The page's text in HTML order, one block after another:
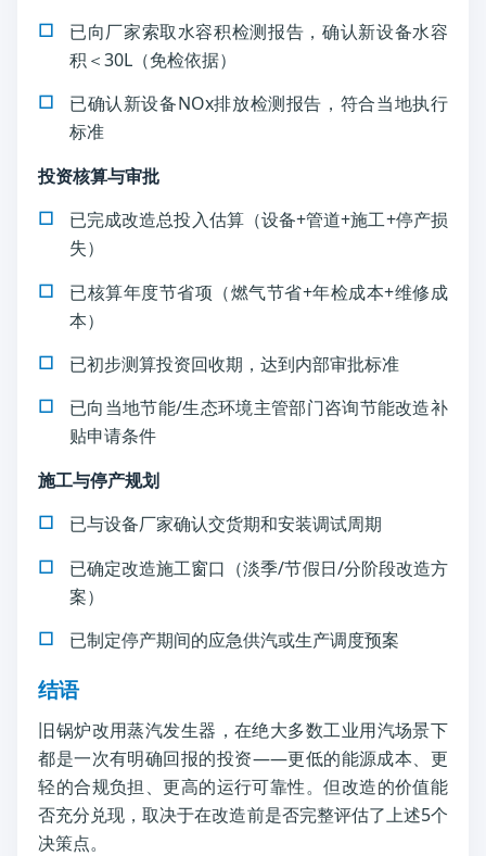
已向厂家索取水容积检测报告，确认新设备水容
积＜30L（免检依据）
已确认新设备NOx排放检测报告，符合当地执行
标准
投资核算与审批
已完成改造总投入估算（设备+管道+施工+停产损
失）
已核算年度节省项（燃气节省+年检成本+维修成
本）
已初步测算投资回收期，达到内部审批标准
已向当地节能/生态环境主管部门咨询节能改造补
贴申请条件
施工与停产规划
已与设备厂家确认交货期和安装调试周期
已确定改造施工窗口（淡季/节假日/分阶段改造方
案）
已制定停产期间的应急供汽或生产调度预案
结语
旧锅炉改用蒸汽发生器，在绝大多数工业用汽场景下
都是一次有明确回报的投资——更低的能源成本、更
轻的合规负担、更高的运行可靠性。但改造的价值能
否充分兑现，取决于在改造前是否完整评估了上述5个
决策点。